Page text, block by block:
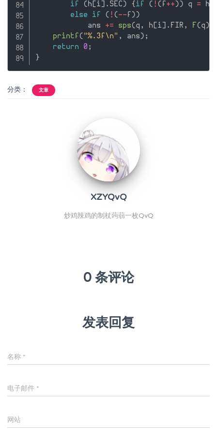
if
( h i . SEC ) { if ( ! ( f ++ ) ) q = h
else
if ( ! ( -- f ) )
            ans
+= sps( q , h i . FIR , F ( q )
printf ( "%.3f\n" , ans ) ;
return
0 ;
}
分类： 文章
XZYQvQ
炒鸡辣鸡的制杖蒟蒻一枚QvQ
0 条评论
发表回复
名称 *
电子邮件 *
网站